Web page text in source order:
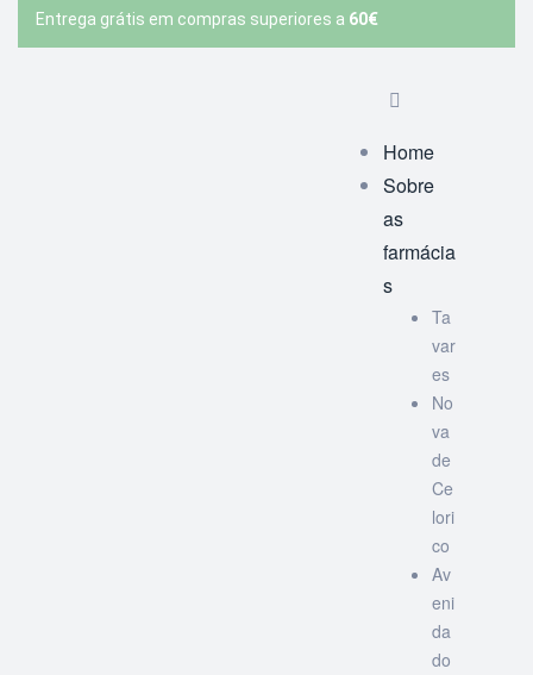
Entrega grátis em compras superiores a 60€
Home
Sobre
as
farmácia
s
Ta
var
es
No
va
de
Ce
lori
co
Av
eni
da
do